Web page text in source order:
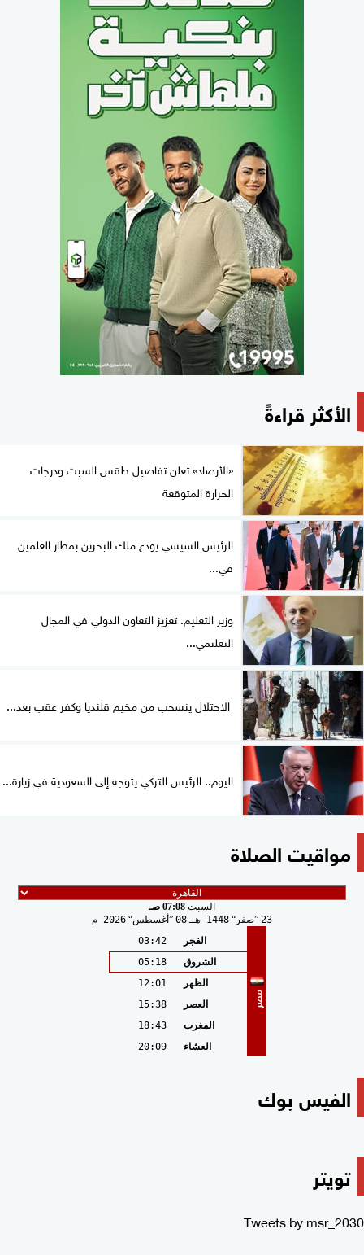
الأكثر قراءةً
«الأرصاد» تعلن تفاصيل طقس السبت ودرجات
الحرارة المتوقعة
الرئيس السيسي يودع ملك البحرين بمطار العلمين
في...
وزير التعليم: تعزيز التعاون الدولي في المجال
التعليمي...
الاحتلال ينسحب من مخيم قلنديا وكفر عقب بعد...
اليوم.. الرئيس التركي يتوجه إلى السعودية في زيارة...
مواقيت الصلاة
السبت 07:08 صـ
23 صفر 1448 هـ 08 أغسطس 2026 م
مصر
الفجر
03:42
الشروق
05:18
الظهر
12:01
العصر
15:38
المغرب
18:43
العشاء
20:09
الفيس بوك
تويتر
Tweets by msr_2030